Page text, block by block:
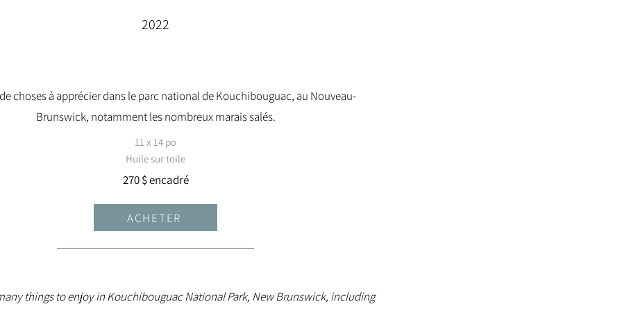
2022
choses à apprécier dans le parc national de Kouchibouguac, au Nouveau-
Brunswick, notamment les nombreux marais salés.
11 x 14 po
Huile sur toile
270 $ encadré
ACHETER
things to enjoy in Kouchibouguac National Park, New Brunswick, including